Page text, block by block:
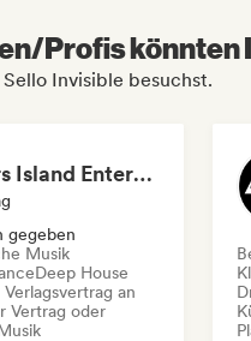
Profis könnten
Invisible besuchst.
Dreamers Island Entertainment
gegeben
Musik
Deep House
an
Vertrag oder